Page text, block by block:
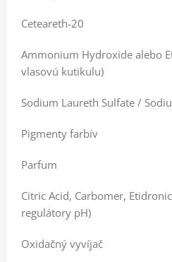
Ceteareth-20
Ammonium Hydroxide alebo
vlasovú kutikulu)
Sodium Laureth Sulfate /
Pigmenty farbív
Parfum
Citric Acid, Carbomer,
regulátory pH)
Oxidačný vyvíjač